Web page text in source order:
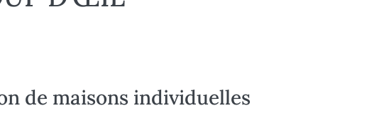
de maisons individuelles